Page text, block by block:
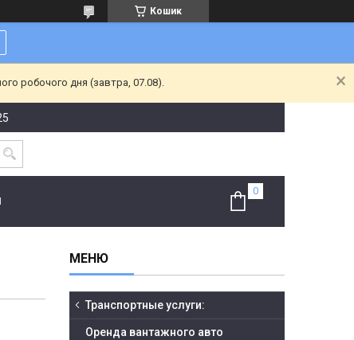
Кошик
робочого дня (завтра, 07.08).
Транспортные услуги:
Оренда вантажного авто